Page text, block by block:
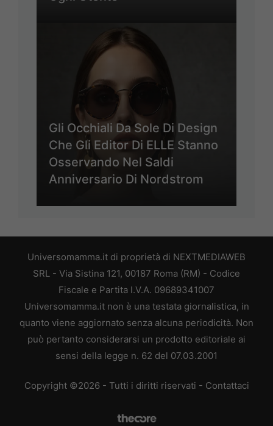
Gli Occhiali Da Sole Di Design
Che Gli Editor Di ELLE Stanno
Osservando Nel Saldi
Anniversario Di Nordstrom
Universomamma.it di proprietà di NEXTMEDIAWEB
SRL - Via Sistina 121, 00187 Roma (RM) - Codice
Fiscale e Partita I.V.A. 09689341007
Universomamma.it non è una testata giornalistica, in
quanto viene aggiornato senza alcuna periodicità. Non
può pertanto considerarsi un prodotto editoriale ai
sensi della legge n. 62 del 07.03.2001
Copyright ©2026 - Tutti i diritti riservati - Contattaci